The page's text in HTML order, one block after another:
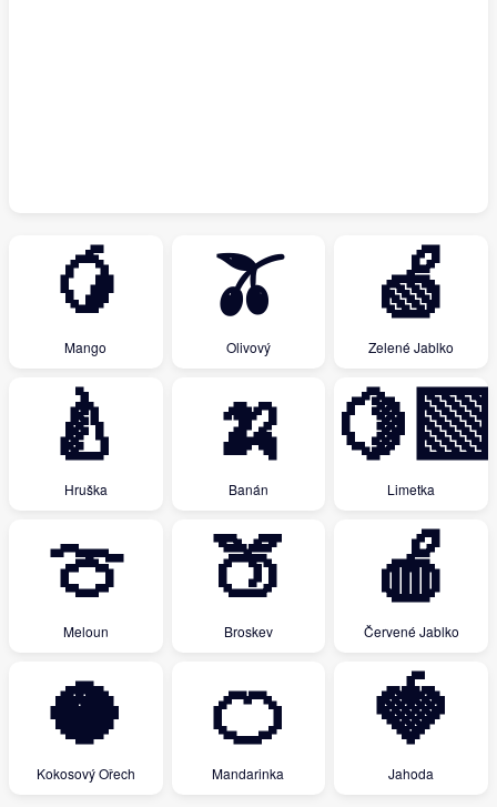
🥭
Mango
🫒
Olivový
🍏
Zelené Jablko
🍐
Hruška
🍌
Banán
🍋‍🟩
Limetka
🍈
Meloun
🍑
Broskev
🍎
Červené Jablko
🥥
Kokosový Ořech
🍊
Mandarinka
🍓
Jahoda